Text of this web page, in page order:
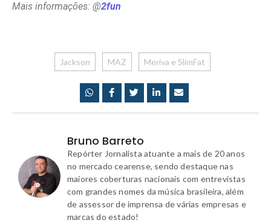
Mais informações: @2fun
Jackson MAZ Meriva e SlimFat
Bruno Barreto
Repórter Jornalista atuante a mais de 20 anos
no mercado cearense, sendo destaque nas
maiores coberturas nacionais com entrevistas
com grandes nomes da música brasileira, além
de assessor de imprensa de várias empresas e
marcas do estado!